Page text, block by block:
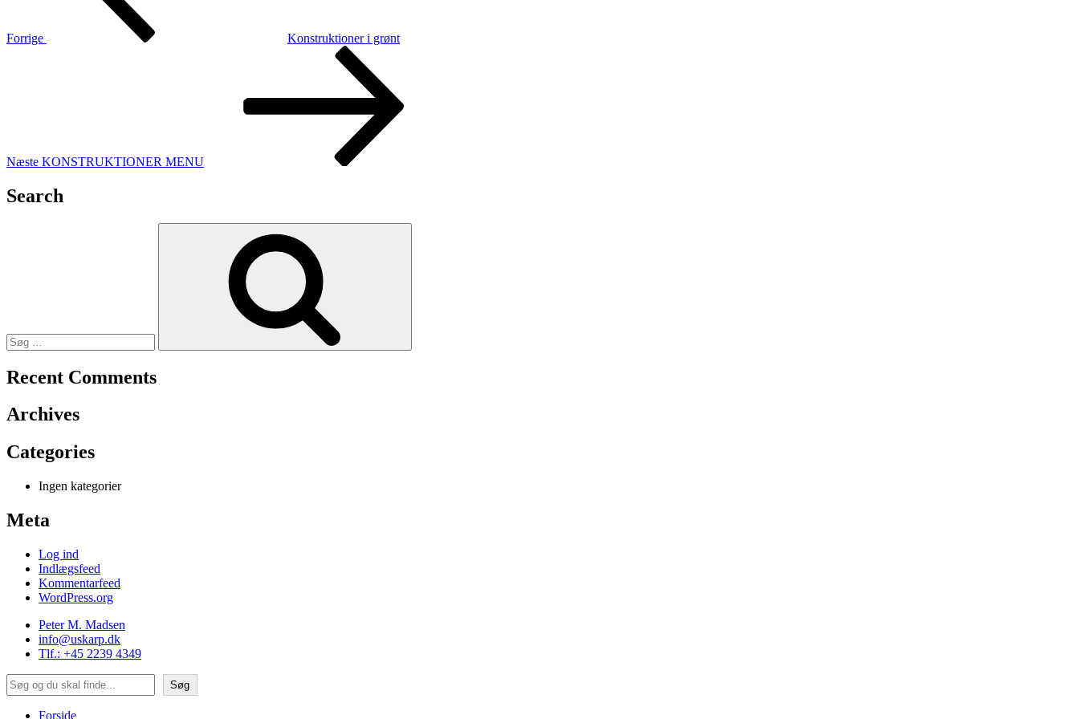
Forrige
Konstruktioner i grønt
Næste KONSTRUKTIONER MENU
Search
Recent Comments
Archives
Categories
Ingen kategorier
Meta
Log ind
Indlægsfeed
Kommentarfeed
WordPress.org
Peter M. Madsen
info@uskarp.dk
Tlf.: +45 2239 4349
Søg
Søg
Forside